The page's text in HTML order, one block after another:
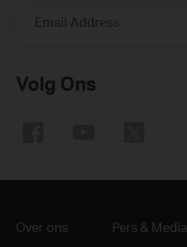
Email Address
Volg Ons
Over ons Pers & Media